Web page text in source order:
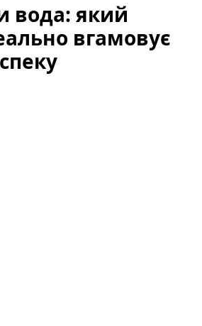
вода: який
вгамовує